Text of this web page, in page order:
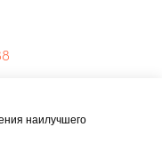
наилучшего